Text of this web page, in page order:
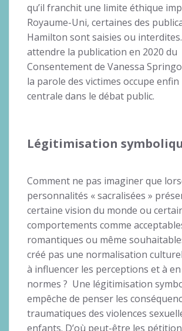
qu’il franchit une limite éthique
Royaume-Uni, certaines des
Hamilton sont saisies ou
attendre la publication en 2020 du
Consentement de Vanessa
la parole des victimes occupe enfin
centrale dans le débat public.
Légitimisation
Comment ne pas imaginer que
personnalités « sacralisées »
certaine vision du monde ou
comportements comme
romantiques ou même
créé pas une normalisation
à influencer les perceptions et à
normes ? Une légitimisation
empêche de penser les
traumatiques des violences
enfants. D’où peut-être les